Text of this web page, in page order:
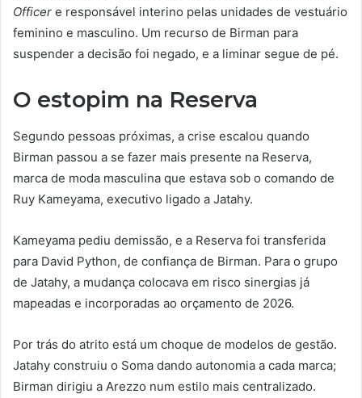
Officer e responsável interino pelas unidades de vestuário
feminino e masculino. Um recurso de Birman para
suspender a decisão foi negado, e a liminar segue de pé.
O estopim na Reserva
Segundo pessoas próximas, a crise escalou quando
Birman passou a se fazer mais presente na Reserva,
marca de moda masculina que estava sob o comando de
Ruy Kameyama, executivo ligado a Jatahy.
Kameyama pediu demissão, e a Reserva foi transferida
para David Python, de confiança de Birman. Para o grupo
de Jatahy, a mudança colocava em risco sinergias já
mapeadas e incorporadas ao orçamento de 2026.
Por trás do atrito está um choque de modelos de gestão.
Jatahy construiu o Soma dando autonomia a cada marca;
Birman dirigiu a Arezzo num estilo mais centralizado.